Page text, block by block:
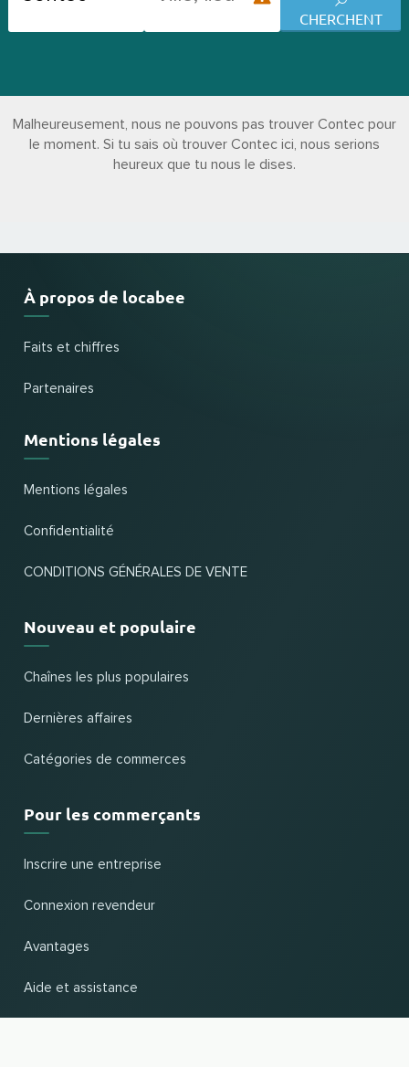
CHERCHENT
Malheureusement, nous ne pouvons pas trouver Contec pour
le moment. Si tu sais où trouver Contec ici, nous serions
heureux que tu nous le dises.
À propos de locabee
Faits et chiffres
Partenaires
Mentions légales
Mentions légales
Confidentialité
CONDITIONS GÉNÉRALES DE VENTE
Nouveau et populaire
Chaînes les plus populaires
Dernières affaires
Catégories de commerces
Pour les commerçants
Inscrire une entreprise
Connexion revendeur
Avantages
Aide et assistance